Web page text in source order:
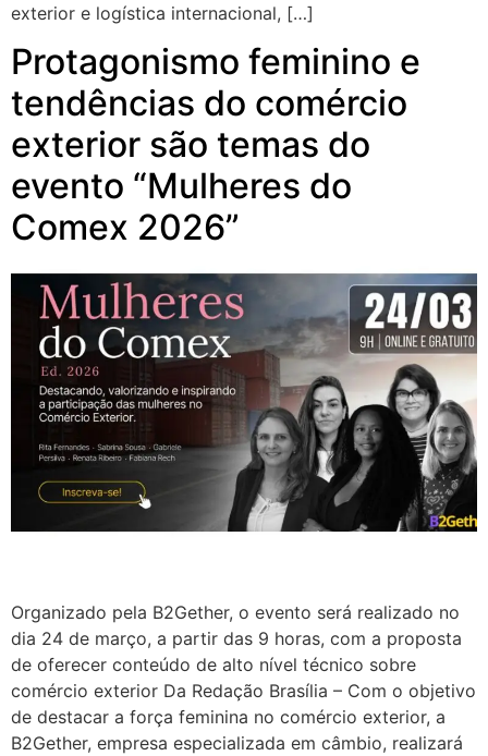
exterior e logística internacional, […]
Protagonismo feminino e
tendências do comércio
exterior são temas do
evento “Mulheres do
Comex 2026”
Organizado pela B2Gether, o evento será realizado no
dia 24 de março, a partir das 9 horas, com a proposta
de oferecer conteúdo de alto nível técnico sobre
comércio exterior Da Redação Brasília – Com o objetivo
de destacar a força feminina no comércio exterior, a
B2Gether, empresa especializada em câmbio, realizará